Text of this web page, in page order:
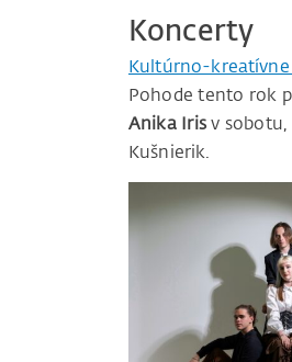
Koncerty
Kultúrno-
Pohode tento rok
Anika Irisv sobotu,
Kušnierik.